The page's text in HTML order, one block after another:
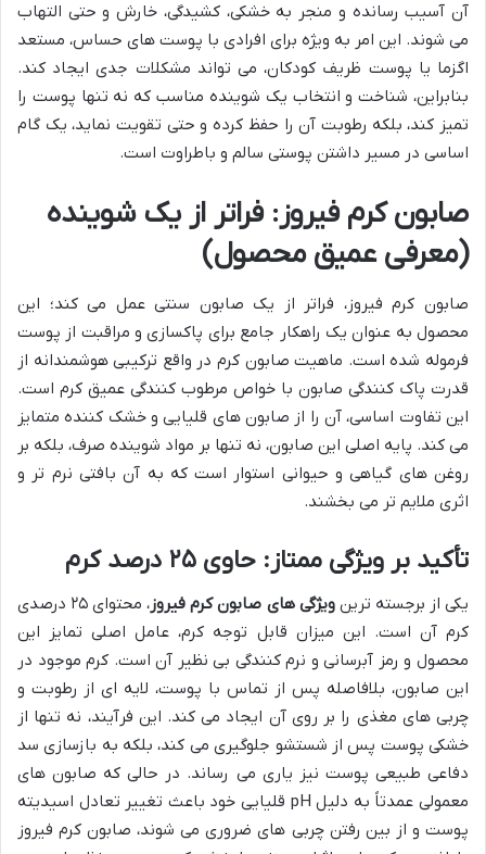
آن آسیب رسانده و منجر به خشکی، کشیدگی، خارش و حتی التهاب
می شوند. این امر به ویژه برای افرادی با پوست های حساس، مستعد
اگزما یا پوست ظریف کودکان، می تواند مشکلات جدی ایجاد کند.
بنابراین، شناخت و انتخاب یک شوینده مناسب که نه تنها پوست را
تمیز کند، بلکه رطوبت آن را حفظ کرده و حتی تقویت نماید، یک گام
اساسی در مسیر داشتن پوستی سالم و باطراوت است.
صابون کرم فیروز: فراتر از یک شوینده
(معرفی عمیق محصول)
صابون کرم فیروز، فراتر از یک صابون سنتی عمل می کند؛ این
محصول به عنوان یک راهکار جامع برای پاکسازی و مراقبت از پوست
فرموله شده است. ماهیت صابون کرم در واقع ترکیبی هوشمندانه از
قدرت پاک کنندگی صابون با خواص مرطوب کنندگی عمیق کرم است.
این تفاوت اساسی، آن را از صابون های قلیایی و خشک کننده متمایز
می کند. پایه اصلی این صابون، نه تنها بر مواد شوینده صرف، بلکه بر
روغن های گیاهی و حیوانی استوار است که به آن بافتی نرم تر و
اثری ملایم تر می بخشند.
تأکید بر ویژگی ممتاز: حاوی ۲۵ درصد کرم
یکی از برجسته ترینویژگی های صابون کرم فیروز
، محتوای ۲۵ درصدی
کرم آن است. این میزان قابل توجه کرم، عامل اصلی تمایز این
محصول و رمز آبرسانی و نرم کنندگی بی نظیر آن است. کرم موجود در
این صابون، بلافاصله پس از تماس با پوست، لایه ای از رطوبت و
چربی های مغذی را بر روی آن ایجاد می کند. این فرآیند، نه تنها از
خشکی پوست پس از شستشو جلوگیری می کند، بلکه به بازسازی سد
دفاعی طبیعی پوست نیز یاری می رساند. در حالی که صابون های
معمولی عمدتاً به دلیل pH قلیایی خود باعث تغییر تعادل اسیدیته
پوست و از بین رفتن چربی های ضروری می شوند، صابون کرم فیروز